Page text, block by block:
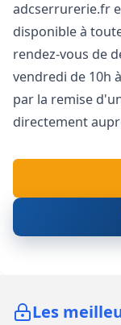
adcserrurerie.fr
disponible à
rendez-vous de
vendredi de 10h
par la remise
directement
Les